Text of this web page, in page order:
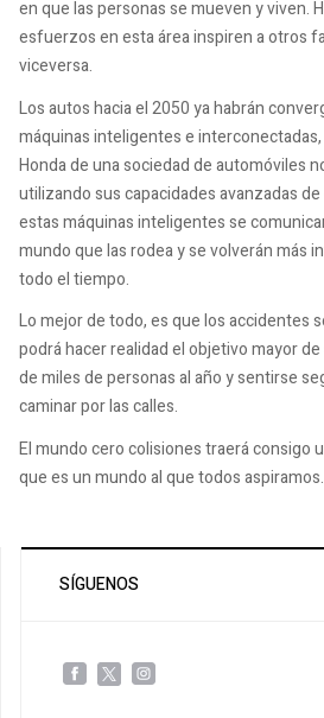
en que las personas se mueven y viven.
esfuerzos en esta área inspiren a otros
viceversa.
Los autos hacia el 2050 ya habrán
máquinas inteligentes e
Honda de una sociedad de automóviles
utilizando sus capacidades avanzadas
estas máquinas inteligentes se
mundo que las rodea y se volverán más
todo el tiempo.
Lo mejor de todo, es que los accidentes
podrá hacer realidad el objetivo mayor
de miles de personas al año y sentirse
caminar por las calles.
El mundo cero colisiones traerá consigo
que es un mundo al que todos aspiramos.
SÍGUENOS